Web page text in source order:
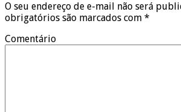
O seu endereço de e-mail não será
obrigatórios são marcados com *
Comentário